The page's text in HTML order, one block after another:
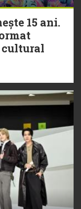
15 ani.